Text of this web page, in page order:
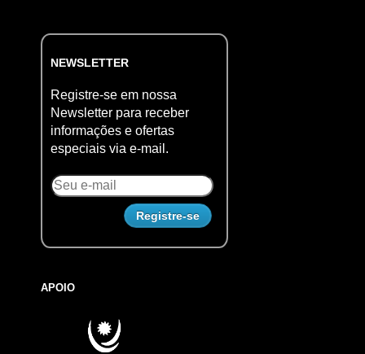
NEWSLETTER
Registre-se em nossa
Newsletter para receber
informações e ofertas
especiais via e-mail.
APOIO